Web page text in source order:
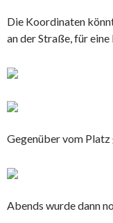
Die Koordinaten
an der Straße, für
Gegenüber vom Platz
Abends wurde dann